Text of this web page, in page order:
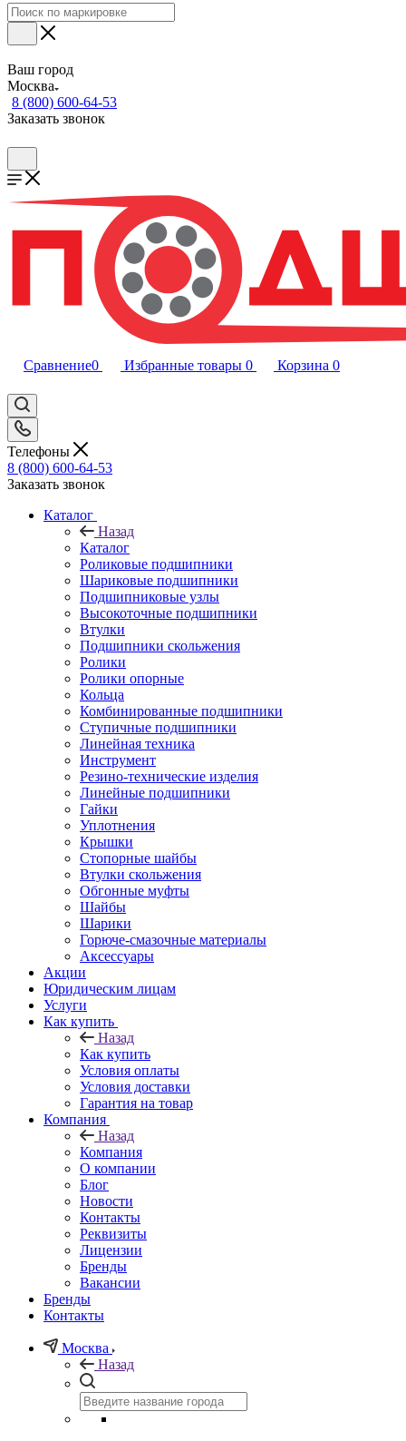
Ваш город
Москва
8 (800) 600-64-53
Заказать звонок
Сравнение0 Избранные товары 0 Корзина 0
Телефоны
8 (800) 600-64-53
Заказать звонок
Каталог
Назад
Каталог
Роликовые подшипники
Шариковые подшипники
Подшипниковые узлы
Высокоточные подшипники
Втулки
Подшипники скольжения
Ролики
Ролики опорные
Кольца
Комбинированные подшипники
Ступичные подшипники
Линейная техника
Инструмент
Резино-технические изделия
Линейные подшипники
Гайки
Уплотнения
Крышки
Стопорные шайбы
Втулки скольжения
Обгонные муфты
Шайбы
Шарики
Горюче-смазочные материалы
Аксессуары
Акции
Юридическим лицам
Услуги
Как купить
Назад
Как купить
Условия оплаты
Условия доставки
Гарантия на товар
Компания
Назад
Компания
О компании
Блог
Новости
Контакты
Реквизиты
Лицензии
Бренды
Вакансии
Бренды
Контакты
Москва
Назад